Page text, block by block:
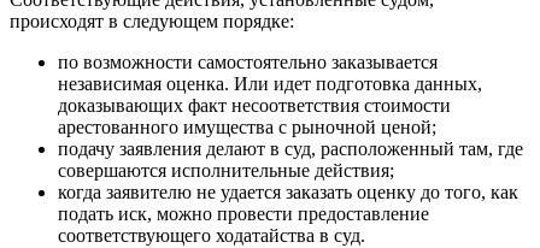
происходят в следующем порядке:
по возможности самостоятельно заказывается
независимая оценка. Или идет подготовка данных,
доказывающих факт несоответствия стоимости
арестованного имущества с рыночной ценой;
подачу заявления делают в суд, расположенный там, где
совершаются исполнительные действия;
когда заявителю не удается заказать оценку до того, как
подать иск, можно провести предоставление
соответствующего ходатайства в суд.